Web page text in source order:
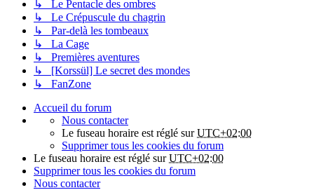
↳ Le Pentacle des ombres
↳ Le Crépuscule du chagrin
↳ Par-delà les tombeaux
↳ La Cage
↳ Premières aventures
↳ [Korssül] Le secret des mondes
↳ FanZone
Accueil du forum
Nous contacter
Le fuseau horaire est réglé surUTC+02:00
Supprimer tous les cookies du forum
Le fuseau horaire est réglé surUTC+02:00
Supprimer tous les cookies du forum
Nous contacter